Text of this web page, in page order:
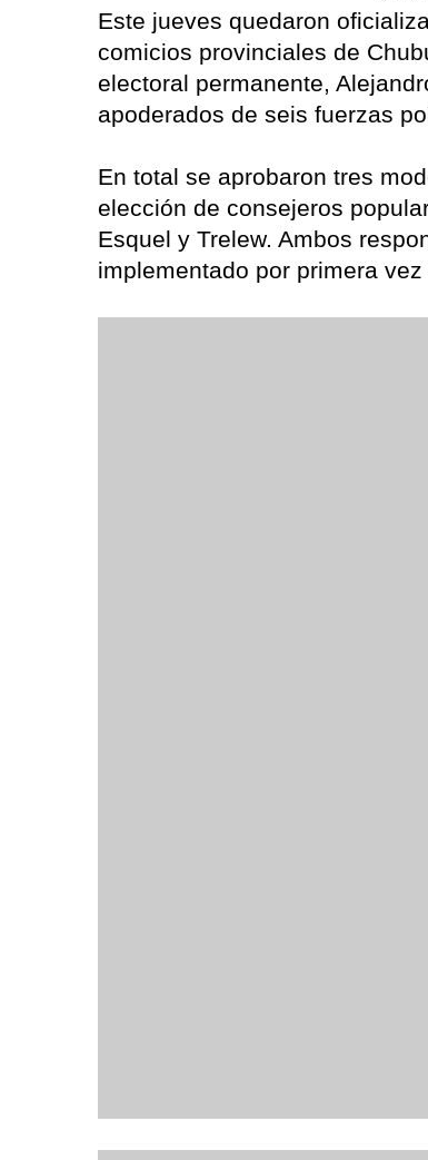
Este jueves quedaron
comicios provinciales de
electoral permanente,
apoderados de seis fuerzas
En total se aprobaron tres
elección de consejeros
Esquel y Trelew. Ambos
implementado por primera